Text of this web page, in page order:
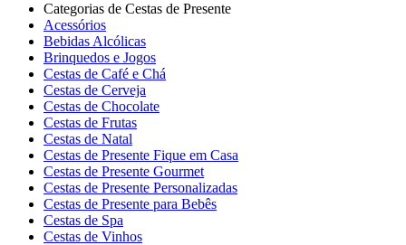
Categorias de Cestas de Presente
Acessórios
Bebidas Alcólicas
Brinquedos e Jogos
Cestas de Café e Chá
Cestas de Cerveja
Cestas de Chocolate
Cestas de Frutas
Cestas de Natal
Cestas de Presente Fique em Casa
Cestas de Presente Gourmet
Cestas de Presente Personalizadas
Cestas de Presente para Bebês
Cestas de Spa
Cestas de Vinhos